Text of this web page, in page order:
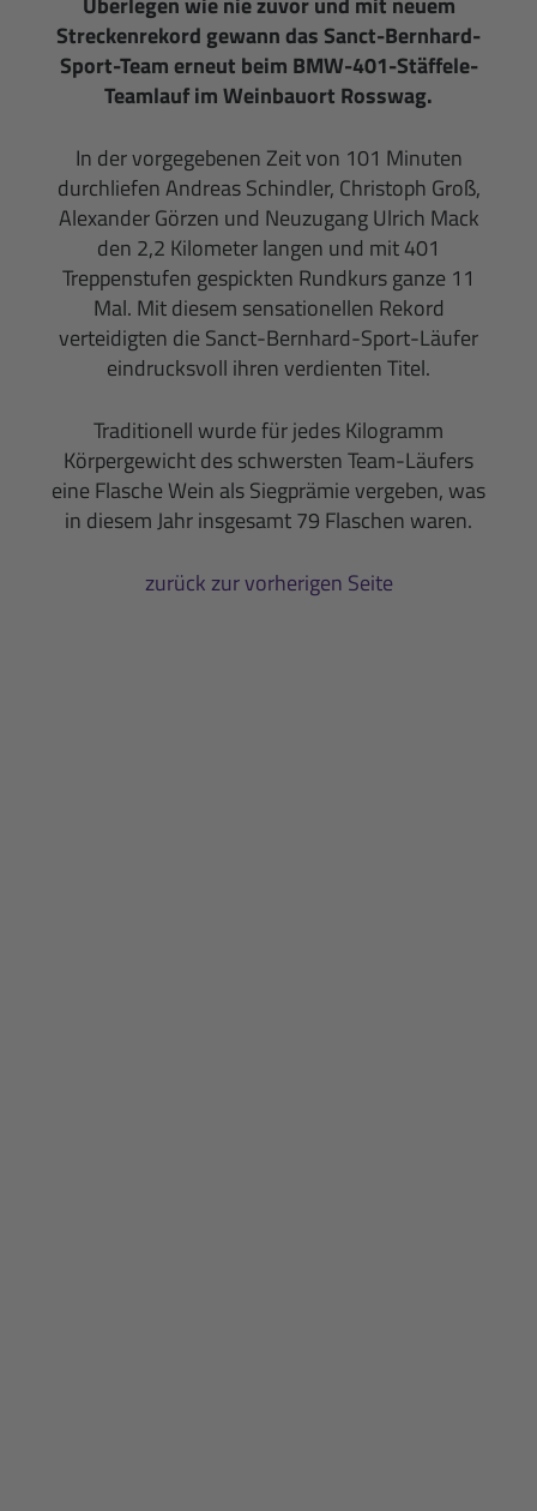
Streckenrekord gewann das Sanct-Bernhard-
Sport-Team erneut beim BMW-401-Stäffele-
Teamlauf im Weinbauort Rosswag.
In der vorgegebenen Zeit von 101 Minuten
durchliefen Andreas Schindler, Christoph Groß,
Alexander Görzen und Neuzugang Ulrich Mack
den 2,2 Kilometer langen und mit 401
Treppenstufen gespickten Rundkurs ganze 11
Mal. Mit diesem sensationellen Rekord
verteidigten die Sanct-Bernhard-Sport-Läufer
eindrucksvoll ihren verdienten Titel.
Traditionell wurde für jedes Kilogramm
Körpergewicht des schwersten Team-Läufers
eine Flasche Wein als Siegprämie vergeben, was
in diesem Jahr insgesamt 79 Flaschen waren.
zurück zur vorherigen Seite